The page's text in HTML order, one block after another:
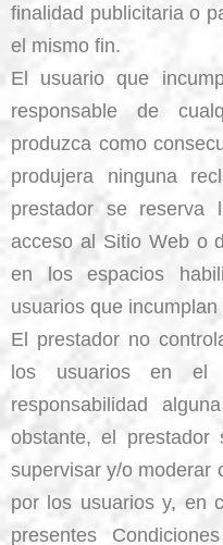
finalidad publicitaria o
el mismo fin.
El usuario que
responsable de
produzca como
produjera ninguna
prestador se reserva
acceso al Sitio Web o
en los espacios
usuarios que
El prestador no
los usuarios en
responsabilidad
obstante, el
supervisar y/o moderar
por los usuarios y, en
presentes